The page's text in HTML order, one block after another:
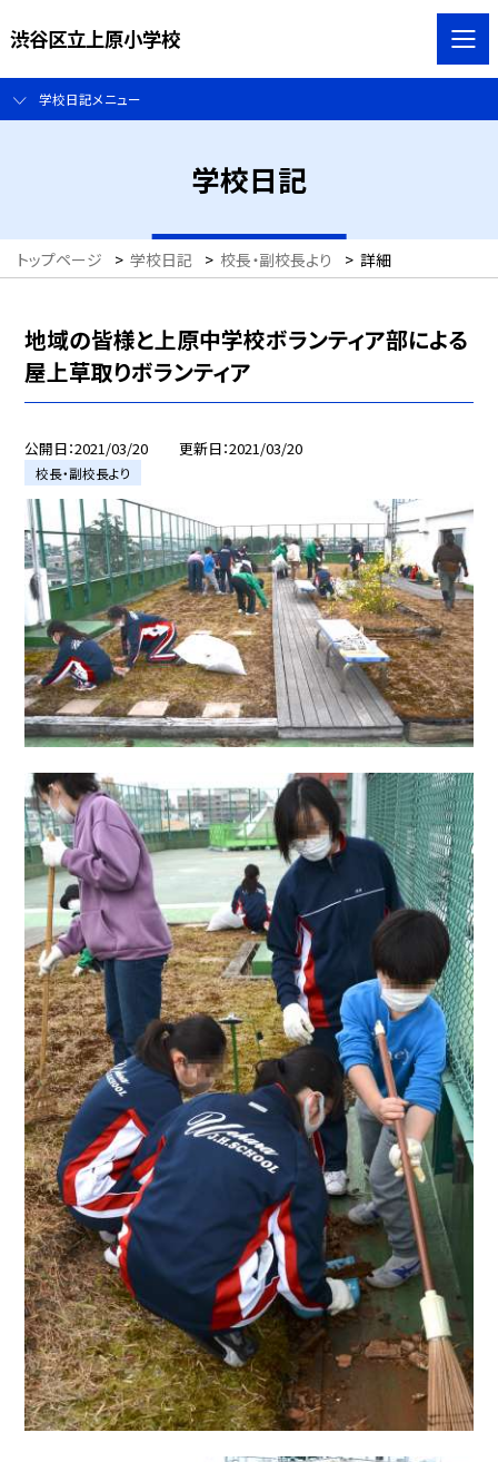
渋谷区立上原小学校
学校日記メニュー
学校日記
トップページ > 学校日記 > 校長・副校長より > 詳細
地域の皆様と上原中学校ボランティア部による
屋上草取りボランティア
公開日 2021/03/20 更新日 2021/03/20
校長・副校長より